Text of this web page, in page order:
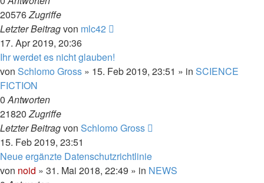
20576Zugriffe
Letzter Beitragvon mlc42
17. Apr 2019, 20:36
Ihr werdet es nicht glauben!
von Schlomo Gross » 15. Feb 2019, 23:51 » in SCIENCE
FICTION
0Antworten
21820Zugriffe
Letzter Beitragvon Schlomo Gross
15. Feb 2019, 23:51
Neue ergänzte Datenschutzrichtlinie
von noid » 31. Mai 2018, 22:49 » in NEWS